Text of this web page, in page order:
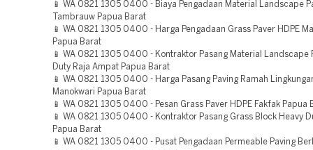
📱 WA 0821 1305 0400 - Biaya Pengadaan Material Landscape
Tambrauw Papua Barat
📱 WA 0821 1305 0400 - Harga Pengadaan Grass Paver HDPE
Papua Barat
📱 WA 0821 1305 0400 - Kontraktor Pasang Material Landscape
Duty Raja Ampat Papua Barat
📱 WA 0821 1305 0400 - Harga Pasang Paving Ramah
Manokwari Papua Barat
📱 WA 0821 1305 0400 - Pesan Grass Paver HDPE Fakfak Papua
📱 WA 0821 1305 0400 - Kontraktor Pasang Grass Block Heavy
Papua Barat
📱 WA 0821 1305 0400 - Pusat Pengadaan Permeable Paving